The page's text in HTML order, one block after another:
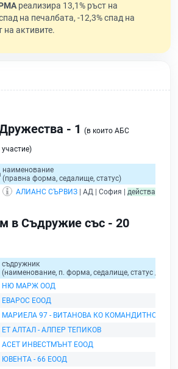
реализира 13,1% ръст на
на печалбата, -12,3% спад на
на активите.
- 1 (в които АБС
наименование
(правна форма, седалище, статус)
АЛИАНС СЪРВИЗ | АД | София | действащ
в Съдружие със - 20
съдружник
(наименование, п. форма, седалище, статус /
НЮ МАРЖ ООД
ЕВАРОС ЕООД
МАРИЕЛА 97 - ВИТАНОВА КО КОМАНДИТНО
ЕТ АЛТАЛ - АЛПЕР ТЕПИКОВ
АСЕТ ИНВЕСТМЪНТ ЕООД
ЮВЕНТА - 66 ЕООД